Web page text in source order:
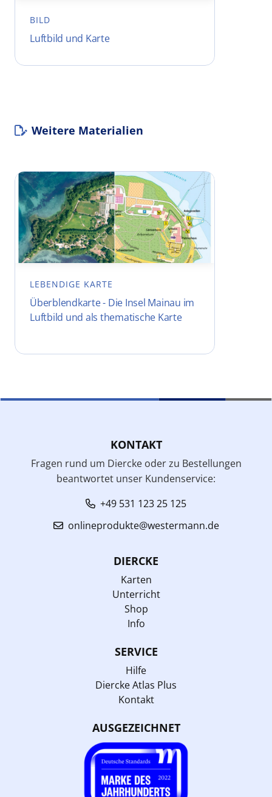
BILD
Luftbild und Karte
Weitere Materialien
LEBENDIGE KARTE
Überblendkarte - Die Insel Mainau im
Luftbild und als thematische Karte
KONTAKT
Fragen rund um Diercke oder zu Bestellungen
beantwortet unser Kundenservice:
+49 531 123 25 125
onlineprodukte@westermann.de
DIERCKE
Karten
Unterricht
Shop
Info
SERVICE
Hilfe
Diercke Atlas Plus
Kontakt
AUSGEZEICHNET